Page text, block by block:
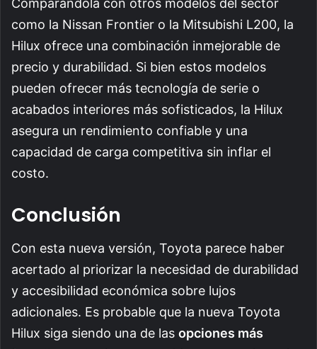
Comparándola con otros modelos del sector
como la Nissan Frontier o la Mitsubishi L200, la
Hilux ofrece una combinación inmejorable de
precio y durabilidad. Si bien estos modelos
pueden ofrecer más tecnología de serie o
acabados interiores más sofisticados, la Hilux
asegura un rendimiento confiable y una
capacidad de carga competitiva sin inflar el
costo.
Conclusión
Con esta nueva versión, Toyota parece haber
acertado al priorizar la necesidad de durabilidad
y accesibilidad económica sobre lujos
adicionales. Es probable que la nueva Toyota
Hilux siga siendo una de las opciones más